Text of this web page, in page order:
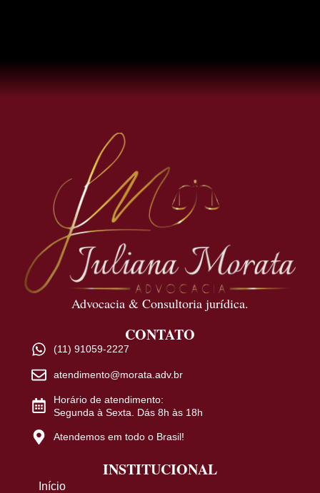
Advocacia & Consultoria jurídica.
CONTATO
(11) 91059-2227
atendimento@morata.adv.br
Horário de atendimento:
Segunda à Sexta. Dás 8h às 18h
Atendemos em todo o Brasil!
INSTITUCIONAL
Início